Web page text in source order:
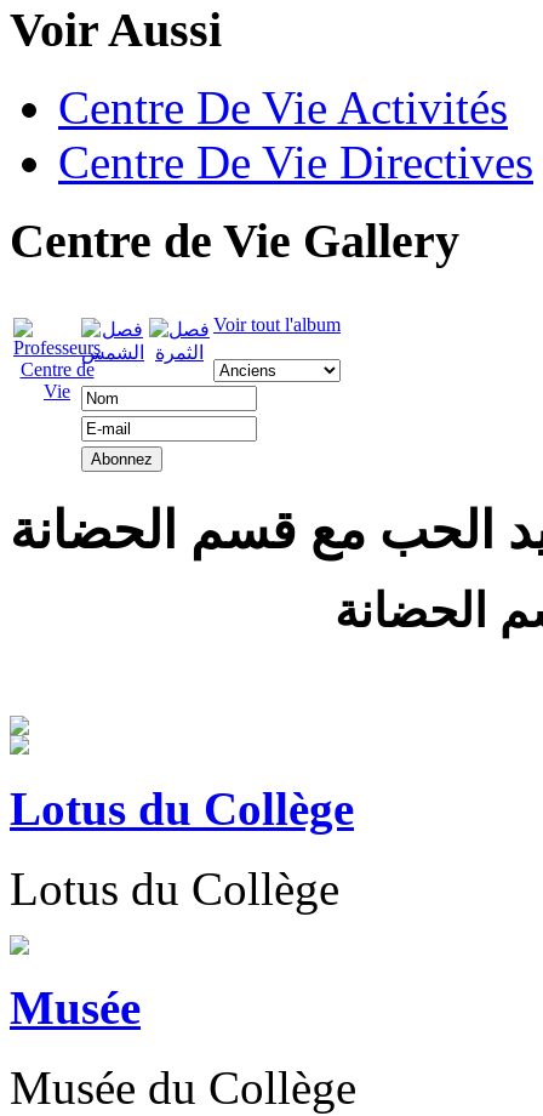
Voir Aussi
Centre De Vie Activités
Centre De Vie Directives
Centre de Vie Gallery
Voir tout l'album
الحب مع قسم الحضانة
الحضانة
Lotus du Collège
Lotus du Collège
Musée
Musée du Collège